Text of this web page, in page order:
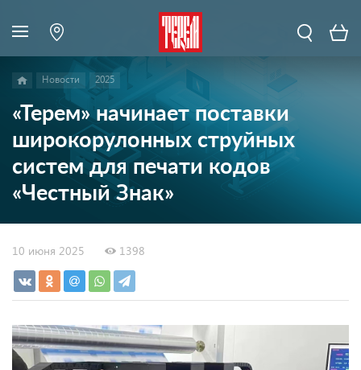
Новости 2025
«Терем» начинает поставки
широкорулонных струйных
систем для печати кодов
«Честный Знак»
10 июня 2025 1398